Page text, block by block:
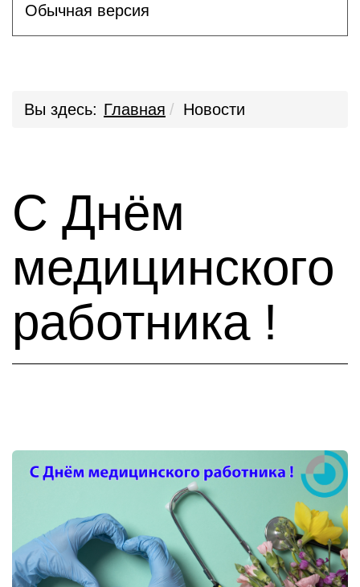
Обычная версия
Вы здесь: Главная Новости
С Днём
медицинского
работника !